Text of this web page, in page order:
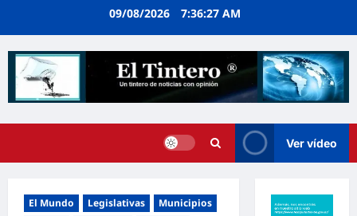
09/08/2026 7:36:28 AM
Ver vídeo
El Mundo Legislativas
Municipios